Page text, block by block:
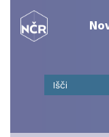
content